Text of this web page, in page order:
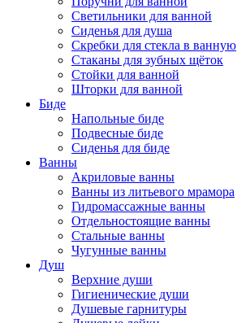
Светильники для ванной
Сиденья для душа
Скребки для стекла в ванную
Стаканы для зубных щёток
Стойки для ванной
Шторки для ванной
Биде
Напольные биде
Подвесные биде
Сиденья для биде
Ванны
Акриловые ванны
Ванны из литьевого мрамора
Гидромассажные ванны
Отдельностоящие ванны
Стальные ванны
Чугунные ванны
Душ
Верхние души
Гигиенические души
Душевые гарнитуры